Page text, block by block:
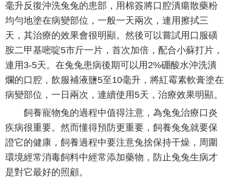
毫升反復沖洗兔兔的患部，用棉簽將口腔潰瘍散藥粉
均勻地塗在病變部位，一般一天兩次，連用擦拭三
天，其治療的效果會很明顯。然後可以嘗試用口服磺
胺二甲基嘧啶5市斤一片，首次加倍，配合小蘇打片，
連用3-5天。在兔兔患病後期可以用2%硼酸水沖洗潰
爛的口腔，飲服補液鹽5至10毫升，將紅霉素軟膏塗在
病變部位，一日兩次，連續使用5天，治療效果明顯。
飼養寵物兔的過程中值得注意，為兔兔治療口炎
疾病很重要。然而懂得預防更重要，飼養兔兔就要保
證它的健康，飼養過程中要注意兔捨保持干燥，周圍
環境經常消毒飼料中經常添加藥物，防止兔兔生病才
是對它最好的照顧。